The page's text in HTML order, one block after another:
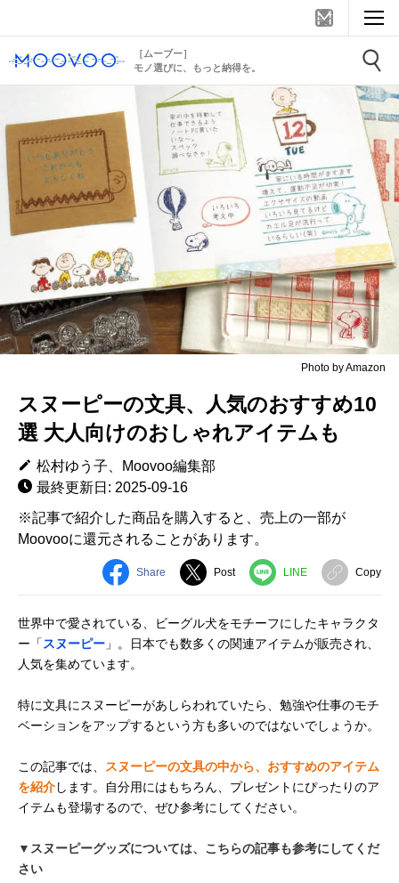
［ムーブー］
モノ選びに、もっと納得を。
Photo by Amazon
スヌーピーの文具、人気のおすすめ10
選 大人向けのおしゃれアイテムも
松村ゆう子、Moovoo編集部
最終更新日: 2025-09-16
※記事で紹介した商品を購入すると、売上の一部が
Moovooに還元されることがあります。
Share Post LINE Copy
世界中で愛されている、ビーグル犬をモチーフにしたキャラクタ
ー「スヌーピー 」。日本でも数多くの関連アイテムが販売され、
人気を集めています。
特に文具にスヌーピーがあしらわれていたら、勉強や仕事のモチ
ベーションをアップするという方も多いのではないでしょうか。
この記事では、 スヌーピーの文具の中から、おすすめのアイテム
を紹介します。自分用にはもちろん、プレゼントにぴったりのア
イテムも登場するので、ぜひ参考にしてください。
▼スヌーピーグッズについては、こちらの記事も参考にしてくだ
さい